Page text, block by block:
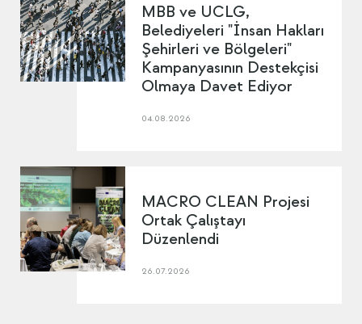
MBB ve UCLG,
Belediyeleri "İnsan Hakları
Şehirleri ve Bölgeleri"
Kampanyasının Destekçisi
Olmaya Davet Ediyor
04.08.2026
MACRO CLEAN Projesi
Ortak Çalıştayı
Düzenlendi
26.07.2026